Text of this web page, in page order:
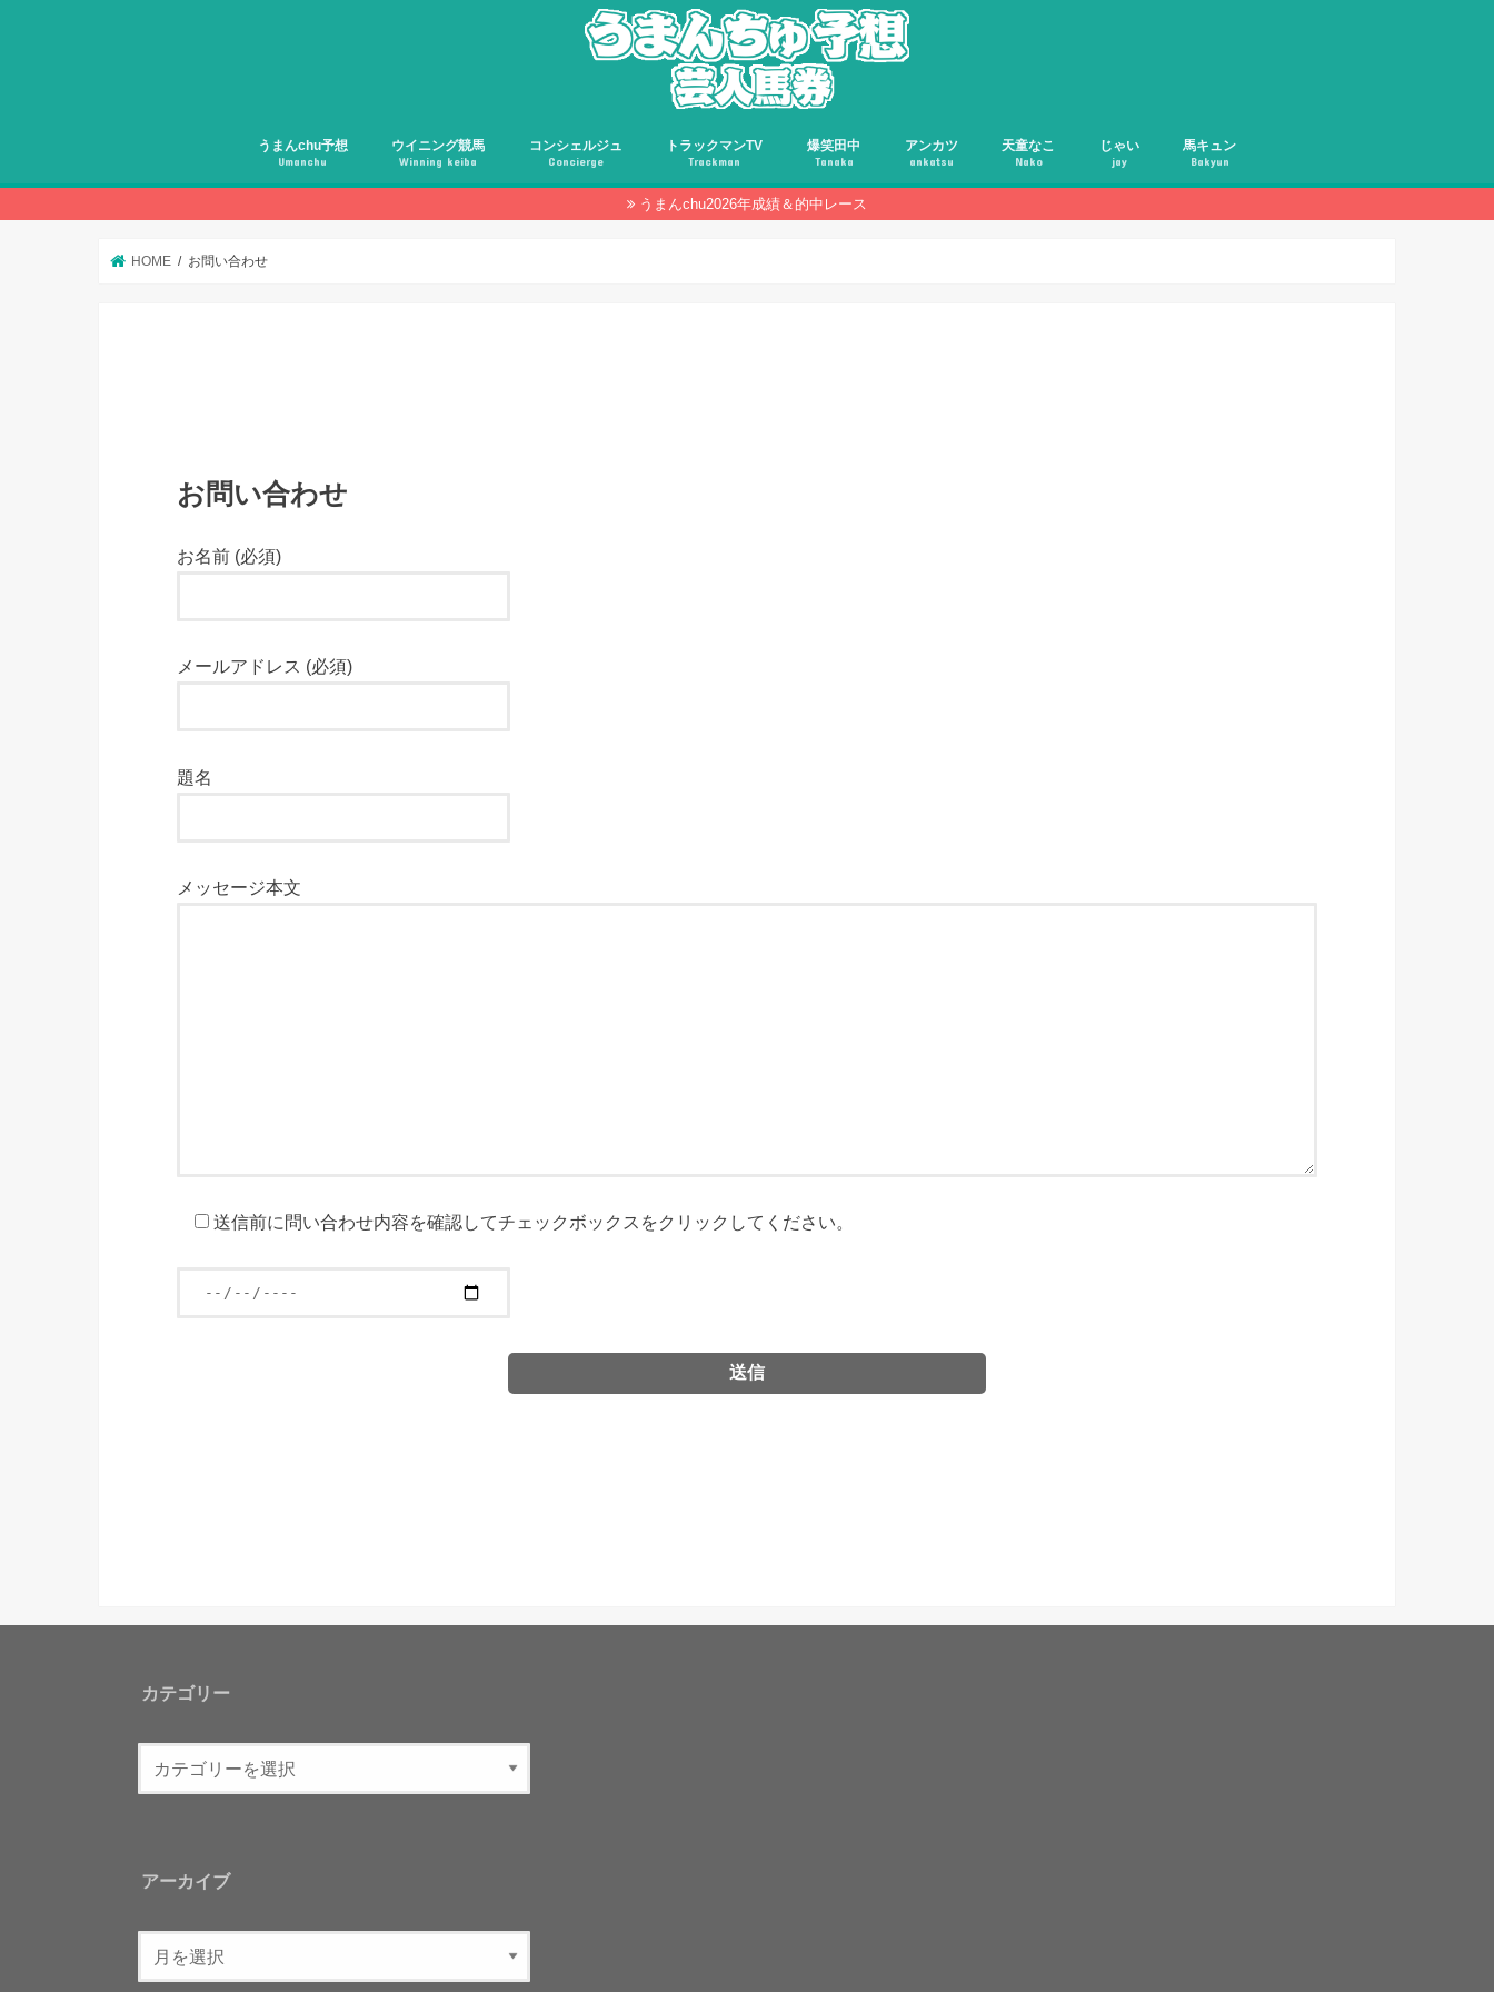
うまんchu予想
Umanchu
ウイニング競馬
Winning keiba
コンシェルジュ
Concierge
トラックマンTV
Trackman
爆笑田中
Tanaka
アンカツ
ankatsu
天童なこ
Nako
じゃい
jay
馬キュン
Bakyun
うまんchu2026年成績＆的中レース
HOME お問い合わせ
お問い合わせ
お名前 (必須)
メールアドレス (必須)
題名
メッセージ本文
送信前に問い合わせ内容を確認してチェックボックスをクリックしてください。
カテゴリー
アーカイブ